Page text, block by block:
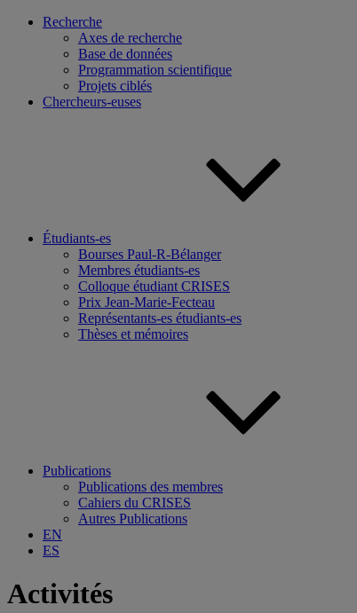
Recherche
Axes de recherche
Base de données
Programmation scientifique
Projets ciblés
Chercheurs-euses
Étudiants-es
Bourses Paul-R-Bélanger
Membres étudiants-es
Colloque étudiant CRISES
Prix Jean-Marie-Fecteau
Représentants-es étudiants-es
Thèses et mémoires
Publications
Publications des membres
Cahiers du CRISES
Autres Publications
EN
ES
Activités